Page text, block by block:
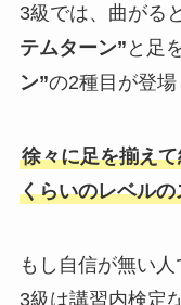
3級では、曲がる
テムターン” と足
ン”の2種目が登場
徐々に足を揃え
くらいのレベル
もし自信が無い人
3級は講習内検定